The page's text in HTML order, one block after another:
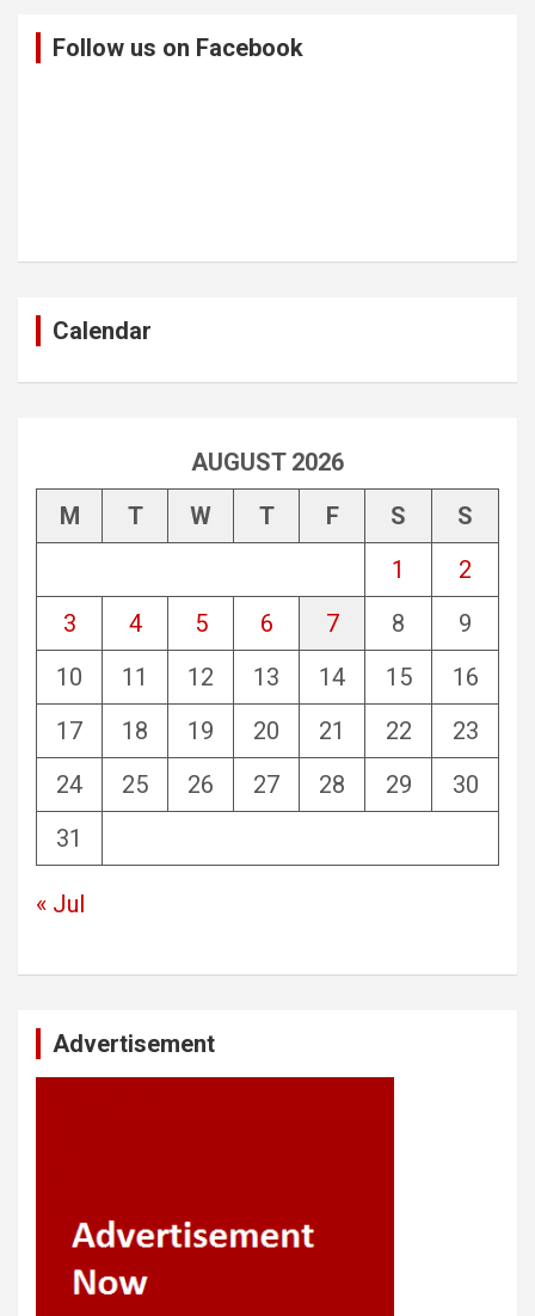
Follow us on Facebook
Calendar
AUGUST 2026
M
T W T F S
S
1
2
3
4 5 6 7 8
9
10
11 12 13 14 15
16
17
18 19 20 21 22
23
24
25 26 27 28 29
30
31
« Jul
Advertisement